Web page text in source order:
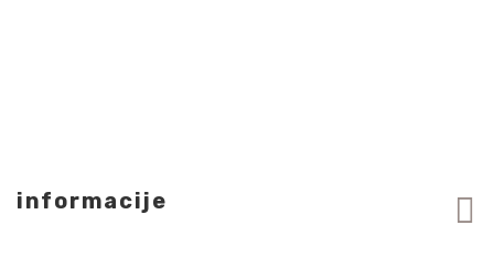
informacije